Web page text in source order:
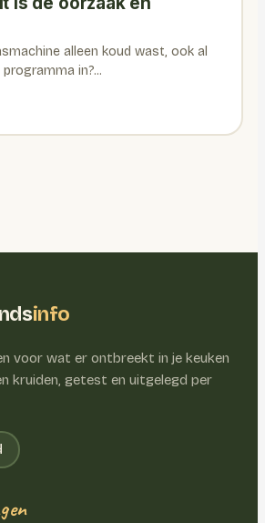
alleen koud wast, ook al
in?...
info
voor wat er ontbreekt in je keuken
kruiden, getest en uitgelegd per